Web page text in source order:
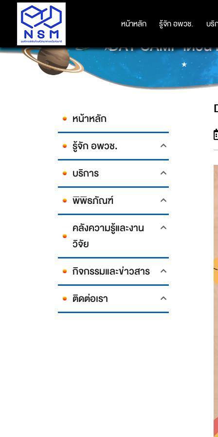
หน้าหลัก รู้จัก อพวช. บริ
หน้าหลัก รู้จัก อพวช. บริ
DAY CAMP เดือ
หน้าหลัก
รู้จัก อพวช.
บริการ
พิพิธภัณฑ์
คลังความรู้และงาน
วิจัย
กิจกรรมและข่าวสาร
ติดต่อเรา